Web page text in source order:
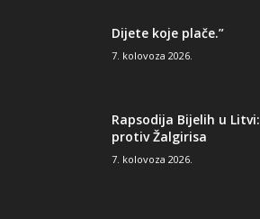
Dijete koje plače.”
7. kolovoza 2026.
Rapsodija Bijelih u
protiv Žalgirisa
7. kolovoza 2026.